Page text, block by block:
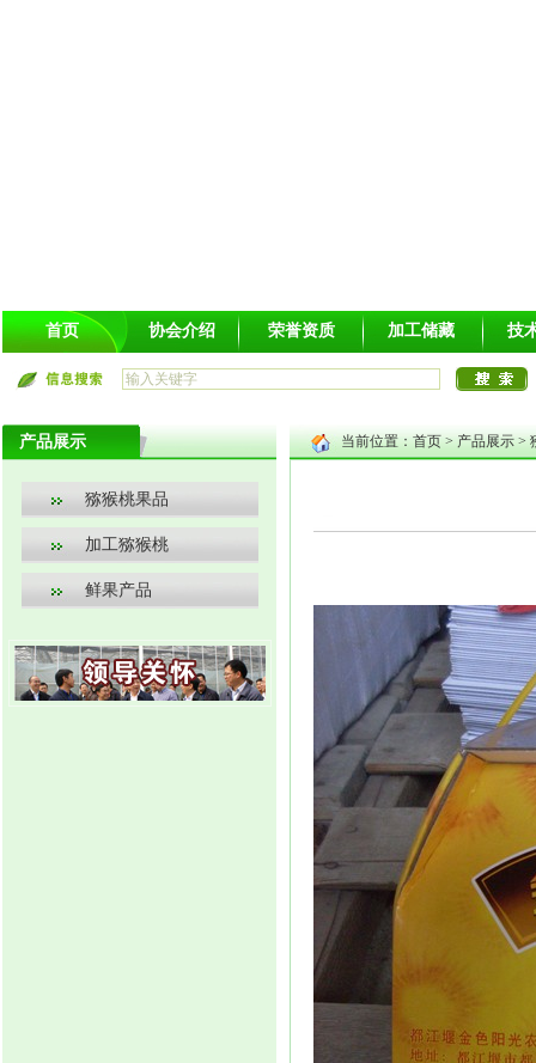
首页 协会介绍 荣誉资质 加工储藏 技
产品展示
猕猴桃果品
加工猕猴桃
鲜果产品
当前位置： 首页 > 产品展示 >